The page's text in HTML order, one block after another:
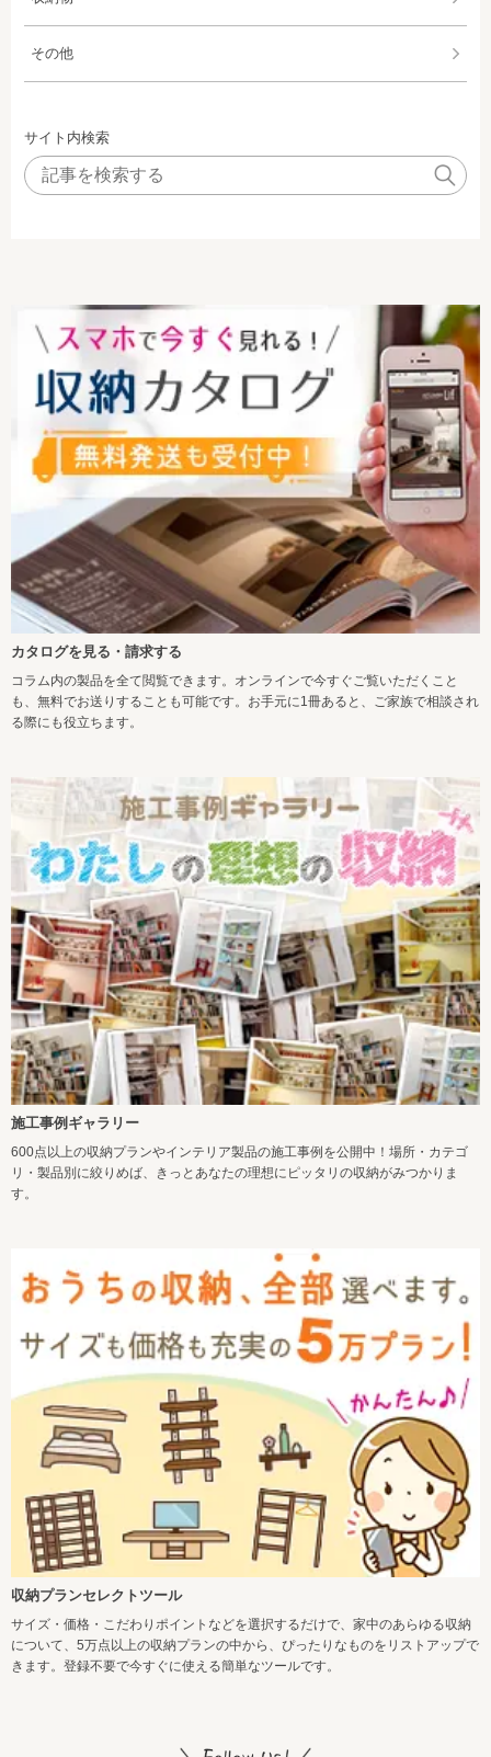
その他
サイト内検索
カタログを見る・請求する
コラム内の製品を全て閲覧できます。オンラインで今すぐご覧いただくこと
も、無料でお送りすることも可能です。お手元に1冊あると、ご家族で相談され
る際にも役立ちます。
施工事例ギャラリー
600点以上の収納プランやインテリア製品の施工事例を公開中！場所・カテゴ
リ・製品別に絞りめば、きっとあなたの理想にピッタリの収納がみつかりま
す。
収納プランセレクトツール
サイズ・価格・こだわりポイントなどを選択するだけで、家中のあらゆる収納
について、5万点以上の収納プランの中から、ぴったりなものをリストアップで
きます。登録不要で今すぐに使える簡単なツールです。